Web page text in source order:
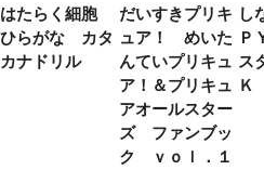
はたらく細胞
ひらがな カタ
カナドリル
だいすきプリキ
ュア！ めいた
んていプリキュ
ア！＆プリキュ
アオールスター
ズ ファンブッ
ク ｖｏｌ．１
し
Ｐ
ス
Ｋ